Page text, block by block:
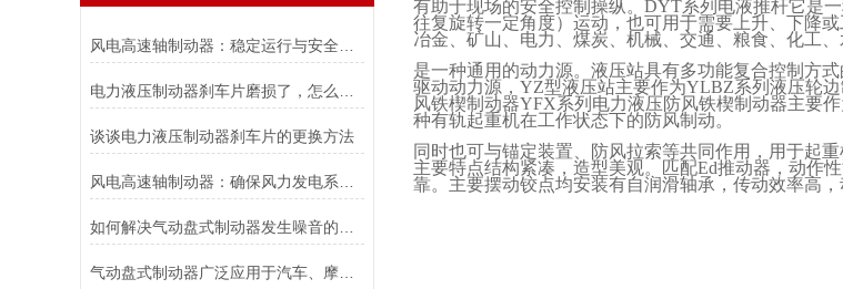
谈谈电力液压制动器刹车片的更换方法
气动盘式制动器广泛应用于汽车、摩托车和自行车等交通工具中
有助于现场的安全控制操纵。 DYT系列电液推杆它是
往复旋转一定角度）运动，也可用于需要上升、下降
冶金、矿山、电力、煤炭、机械、交通、粮食、化工
是一种通用的动力源。液压站具有多功能复合控制方
驱动动力源， YZ型液压站主要作为YLBZ系列液压轮边
风铁楔制动器YFX系列电力液压防风铁楔制动器主要
种有轨起重机在工作状态下的防风制动。
同时也可与锚定装置、防风拉索等共同作用，用于起
主要特点结构紧凑，造型美观。匹配Ed推动器，动作
靠。主要摆动铰点均安装有自润滑轴承，传动效率高，